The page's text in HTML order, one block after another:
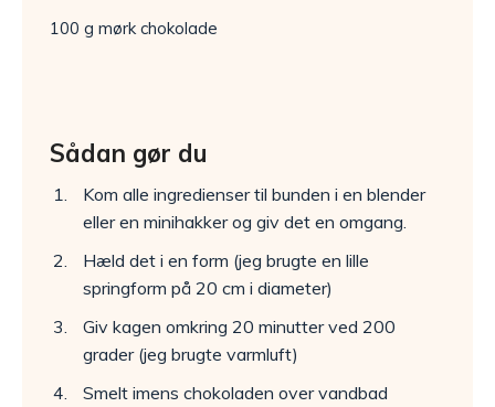
100 g mørk chokolade
Sådan gør du
Kom alle ingredienser til bunden i en blender
eller en minihakker og giv det en omgang.
Hæld det i en form (jeg brugte en lille
springform på 20 cm i diameter)
Giv kagen omkring 20 minutter ved 200
grader (jeg brugte varmluft)
Smelt imens chokoladen over vandbad